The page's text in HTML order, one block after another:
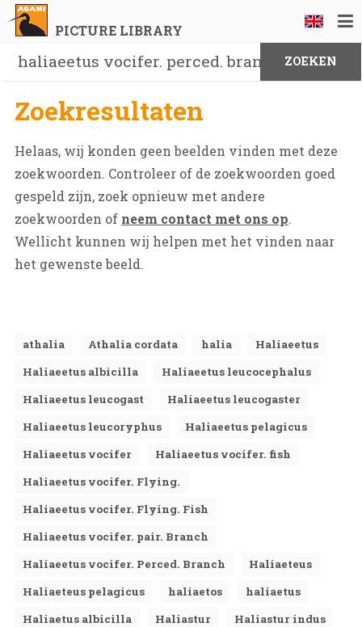
PICTURE LIBRARY
Zoekresultaten
Helaas, wij konden geen beelden vinden met deze
zoekwoorden. Controleer of de zoekwoorden goed
gespeld zijn, zoek opnieuw met andere
zoekwoorden of neem contact met ons op.
Wellicht kunnen wij helpen met het vinden naar
het gewenste beeld.
athalia Athalia cordata halia
Haliaeetus
Haliaeetus albicilla
Haliaeetus leucocephalus
Haliaeetus leucogast
Haliaeetus leucogaster
Haliaeetus leucoryphus
Haliaeetus pelagicus
Haliaeetus vocifer
Haliaeetus vocifer. fish
Haliaeetus vocifer. Flying.
Haliaeetus vocifer. Flying. Fish
Haliaeetus vocifer. pair. Branch
Haliaeetus vocifer. Perced. Branch
Haliaeteus
Haliaeteus pelagicus
haliaetos
haliaetus
Haliaetus albicilla
Haliastur
Haliastur indus